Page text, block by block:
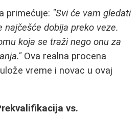
primećuje: "Svi će vam gledati
najčešće dobija preko veze.
koja se traži nego onu za
Ova realna procena
vreme i novac u ovaj
vs.